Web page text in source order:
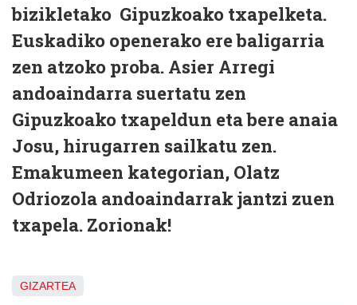
bizikletako Gipuzkoako txapelketa.
Euskadiko openerako ere baligarria
zen atzoko proba. Asier Arregi
andoaindarra suertatu zen
Gipuzkoako txapeldun eta bere anaia
Josu, hirugarren sailkatu zen.
Emakumeen kategorian, Olatz
Odriozola andoaindarrak jantzi zuen
txapela. Zorionak!
GIZARTEA